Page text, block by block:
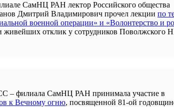
СамНЦ РАН лектор Российского общества
Дмитрий Владимирович прочел лекции по
военной операции» и «Волонтерство и
живейших отклик у сотрудников
– филиала СамНЦ РАН принимала участие в
к Вечному огню, посвященной 81-ой